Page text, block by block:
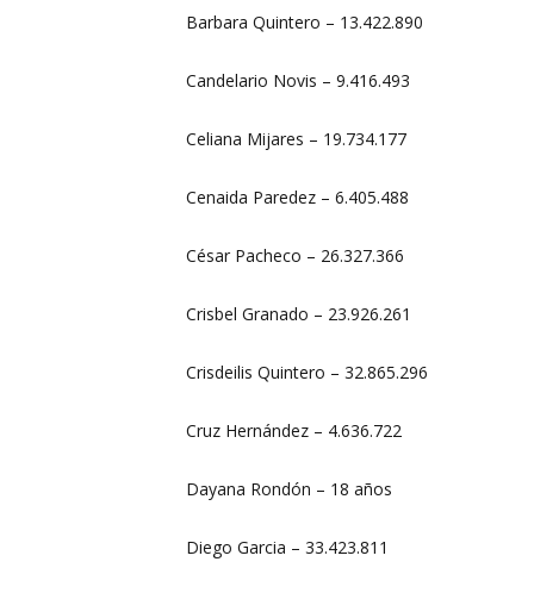
Barbara Quintero – 13.422.890
Candelario Novis – 9.416.493
Celiana Mijares – 19.734.177
Cenaida Paredez – 6.405.488
César Pacheco – 26.327.366
Crisbel Granado – 23.926.261
Crisdeilis Quintero – 32.865.296
Cruz Hernández – 4.636.722
Dayana Rondón – 18 años
Diego Garcia – 33.423.811